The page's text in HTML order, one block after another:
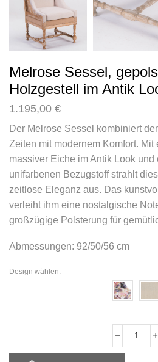
Melrose Sessel,
Holzgestell im Antik
1.195,00 €
Der Melrose Sessel kombiniert
Zeiten mit modernem Komfort.
massiver Eiche im Antik Look
unifarbenen Bezugstoff strahlt
zeitlose Eleganz aus. Das
verleiht ihm eine nostalgische
großzügige Polsterung für
Abmessungen: 92/50/56 cm
Design wählen: